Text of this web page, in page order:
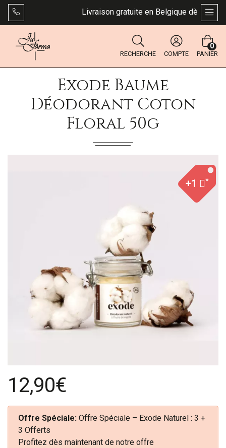
Livraison gratuite en Belgique dès 49 €.
RECHERCHE COMPTE PANIER
0
Exode Baume
Déodorant Coton
Floral 50g
+1 *
12,90€
Offre Spéciale: Offre Spéciale – Exode Naturel : 3 +
3 Offerts
Profitez dès maintenant de notre offre